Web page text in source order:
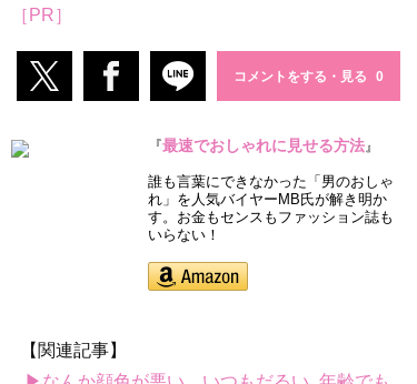
［PR］
コメントをする・見る
『最速でおしゃれに見せる方法 』
誰も言葉にできなかった「男のおしゃ
れ」を人気バイヤーMB氏が解き明か
す。お金もセンスもファッション誌も
いらない！
【関連記事】